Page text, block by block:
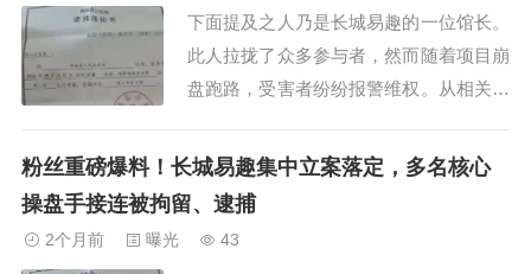
下面提及之人乃是长城易趣的一位馆长。
此人拉拢了众多参与者，然而随着项目崩
盘跑路，受害者纷纷报警维权。从相关通
活动罪，于 2026 年 5 月 21 日被依法执
行逮捕，现被羁押在周口市看守所。近年
来，国家对传销项目的打击力度日益加
粉丝重磅爆料！长城易趣集中立案落定，多名核心
操盘手接连被拘留、逮捕
2个月前 曝光 43